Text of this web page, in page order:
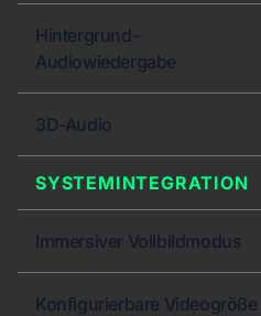
Hintergrund-
Audiowiedergabe
3D-Audio
SYSTEMINTEGRATION
Immersiver Vollbildmodus
Konfigurierbare Videogröße